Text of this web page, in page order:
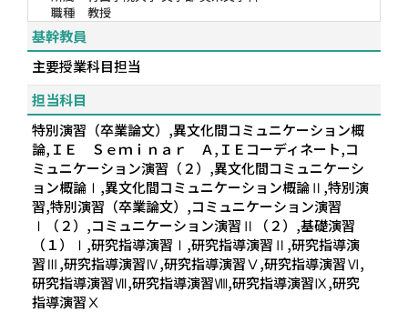
職種
教授
基幹教員
主要授業科目担当
担当科目
特別演習（卒業論文）,異文化間コミュニケーション概
論,ＩＥ Ｓｅｍｉｎａｒ Ａ,ＩＥコーディネート,コ
ミュニケーション演習（２）,異文化間コミュニケーシ
ョン概論Ⅰ,異文化間コミュニケーション概論Ⅱ,特別演
習,特別演習（卒業論文）,コミュニケーション演習
Ⅰ（２）,コミュニケーション演習Ⅱ（２）,基礎演習
（１）Ⅰ,研究指導演習Ⅰ,研究指導演習Ⅱ,研究指導演
習Ⅲ,研究指導演習Ⅳ,研究指導演習Ⅴ,研究指導演習Ⅵ,
研究指導演習Ⅶ,研究指導演習Ⅷ,研究指導演習Ⅸ,研究
指導演習Ⅹ